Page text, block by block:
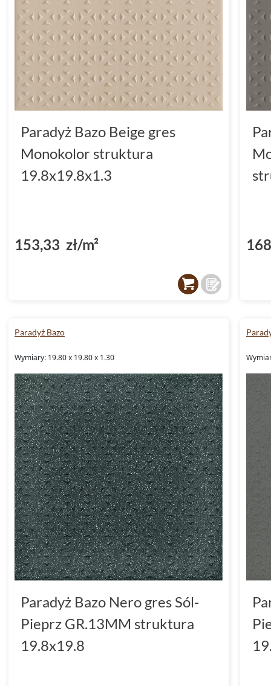
Paradyż Bazo Beige gres
Monokolor struktura
19.8x19.8x1.3
153,33 zł/m²
Paradyż Bazo
Wymiary: 19.80 x 19.80 x 1.30
Paradyż Bazo Nero gres Sól-
Pieprz GR.13MM struktura
19.8x19.8